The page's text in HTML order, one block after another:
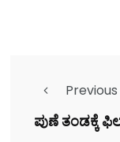
ಪುಣೆ ತಂಡಕ್ಕೆ